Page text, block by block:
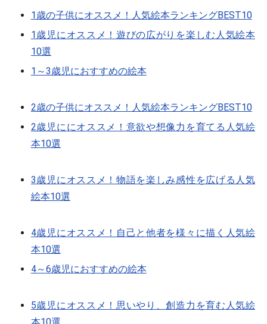
1歳の子供にオススメ！人気絵本ランキングBEST10
1歳児にオススメ！遊びの広がりを楽しむ人気絵本
10選
1～3歳児におすすめの絵本
2歳の子供にオススメ！人気絵本ランキングBEST10
2歳児ににオススメ！意欲や想像力を育てる人気絵
本10選
3歳児にオススメ！物語を楽しみ感性を広げる人気
絵本10選
4歳児にオススメ！自己と他者を様々に描く人気絵
本10選
4～6歳児におすすめの絵本
5歳児にオススメ！思いやり、創造力を育む人気絵